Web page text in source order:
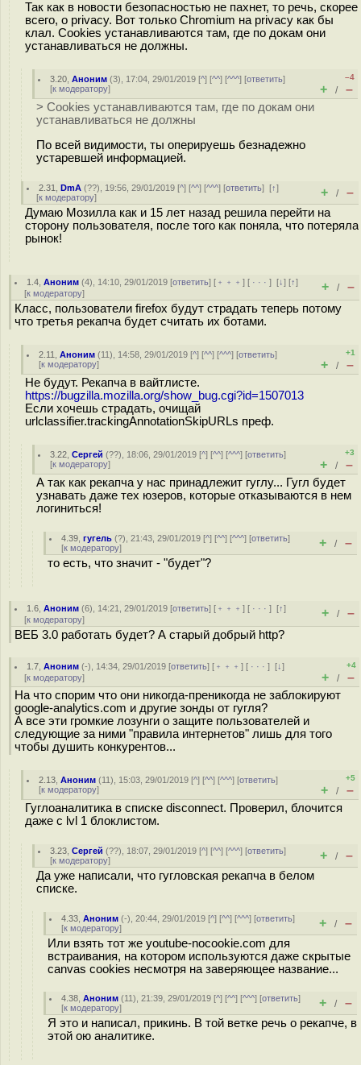
Так как в новости безопасностью не пахнет, то речь, скорее
всего, о privacy. Вот только Chromium на privacy как бы
клал. Cookies устанавливаются там, где по докам они
устанавливаться не должны.
3.20 ,Аноним (3), 17:04, 29/01/2019 [^] [^^] [^^^] [ответить]
[к модератору]
–4
+ / –
> Cookies устанавливаются там, где по докам они
устанавливаться не должны
По всей видимости, ты оперируешь безнадежно
устаревшей информацией.
2.31 ,DmA (??), 19:56, 29/01/2019 [^] [^^] [^^^] [ответить][↑]
[к модератору] + / –
Думаю Мозилла как и 15 лет назад решила перейти на
сторону пользователя, после того как поняла, что потеряла
рынок!
1.4 ,Аноним (4), 14:10, 29/01/2019 [ответить] [ ﹢﹢﹢] [ · · ·][↓] [↑]
[к модератору] + / –
Класс, пользователи firefox будут страдать теперь потому
что третья рекапча будет считать их ботами.
2.11 ,Аноним (11), 14:58, 29/01/2019 [^] [^^] [^^^] [ответить]
[к модератору]
+1
+ / –
Не будут. Рекапча в вайтлисте.
https://bugzilla.mozilla.org/show_bug.cgi?id=1507013
Если хочешь страдать, очищай
urlclassifier.trackingAnnotationSkipURLs преф.
3.22 ,Сергей (??), 18:06, 29/01/2019 [^] [^^] [^^^] [ответить]
[к модератору]
+3
+ / –
А так как рекапча у нас принадлежит гуглу... Гугл будет
узнавать даже тех юзеров, которые отказываются в нем
логиниться!
4.39 ,гугель (?), 21:43, 29/01/2019 [^] [^^] [^^^] [ответить]
[к модератору] + / –
то есть, что значит - "будет"?
1.6 ,Аноним (6), 14:21, 29/01/2019 [ответить] [ ﹢﹢﹢] [ · · ·][↑]
[к модератору] + / –
ВЕБ 3.0 работать будет? А старый добрый http?
1.7 ,Аноним (-), 14:34, 29/01/2019 [ответить] [ ﹢﹢﹢] [ · · ·][↓]
[к модератору]
+4
+ / –
На что спорим что они никогда-преникогда не заблокируют
google-analytics.com и другие зонды от гугля?
А все эти громкие лозунги о защите пользователей и
следующие за ними "правила интернетов" лишь для того
чтобы душить конкурентов...
2.13 ,Аноним (11), 15:03, 29/01/2019 [^] [^^] [^^^] [ответить]
[к модератору]
+5
+ / –
Гуглоаналитика в списке disconnect. Проверил, блочится
даже с lvl 1 блоклистом.
3.23 ,Сергей (??), 18:07, 29/01/2019 [^] [^^] [^^^] [ответить]
[к модератору] + / –
Да уже написали, что гугловская рекапча в белом
списке.
4.33 ,Аноним (-), 20:44, 29/01/2019 [^] [^^] [^^^] [ответить]
[к модератору] + / –
Или взять тот же youtube-nocookie.com для
встраивания, на котором используются даже скрытые
canvas cookies несмотря на заверяющее название...
4.38 ,Аноним (11), 21:39, 29/01/2019 [^] [^^] [^^^] [ответить]
[к модератору] + / –
Я это и написал, прикинь. В той ветке речь о рекапче, в
этой ою аналитике.